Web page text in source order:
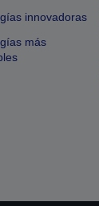
innovadoras
más